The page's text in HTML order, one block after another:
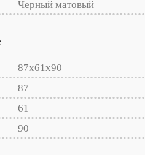
Черный матовый
87х61х90
87
61
90